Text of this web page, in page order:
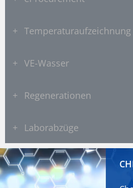
+ Temperaturaufzeichnung
+ VE-Wasser
+ Regenerationen
+ Laborabzüge